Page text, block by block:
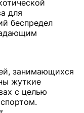
для
беспредел
занимающихся
жуткие
с целью